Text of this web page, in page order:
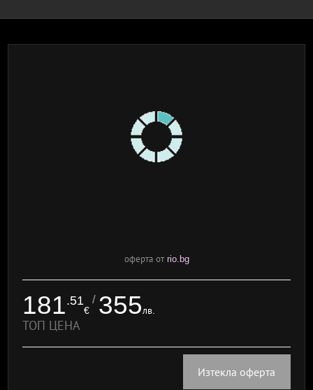
оферта от rio.bg
181.51
€
/ 355лв.
ТОП ЦЕНА
Изтекла оферта